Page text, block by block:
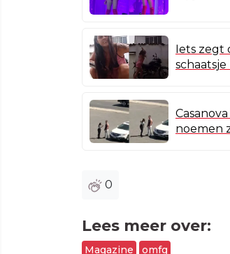
Iets zegt
noemen
0
Lees meer over:
Magazine omfg